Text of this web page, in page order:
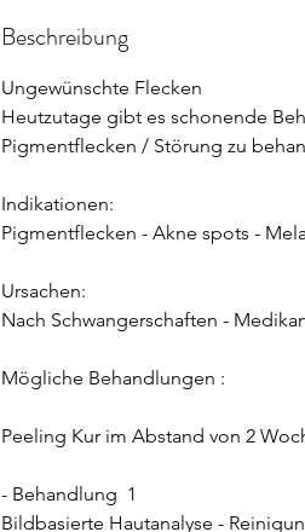
Beschreibung
Ungewünschte Flecken
Heutzutage gibt es schonende
Pigmentflecken / Störung zu
Indikationen:
Pigmentflecken - Akne spots -
Ursachen:
Nach Schwangerschaften -
Mögliche Behandlungen :
Peeling Kur im Abstand von 2
- Behandlung 1
Bildbasierte Hautanalyse -